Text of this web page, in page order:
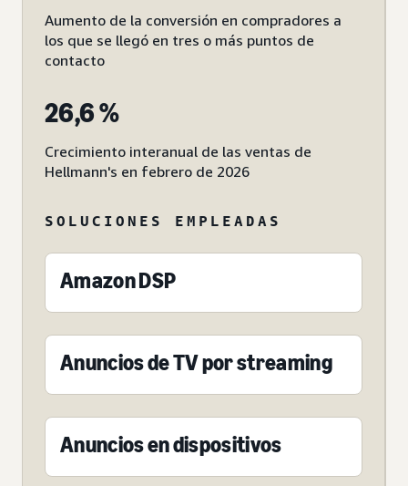
Aumento de la conversión en compradores a
los que se llegó en tres o más puntos de
contacto
26,6 %
Crecimiento interanual de las ventas de
Hellmann's en febrero de 2026
SOLUCIONES EMPLEADAS
Amazon DSP
Anuncios de TV por streaming
Anuncios en dispositivos